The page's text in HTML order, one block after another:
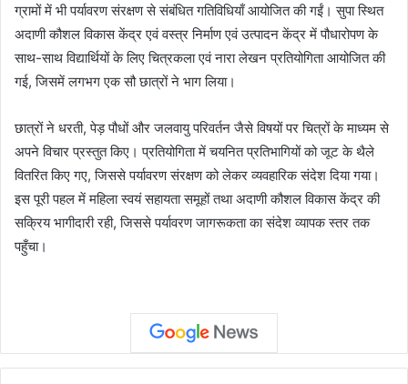
ग्रामों में भी पर्यावरण संरक्षण से संबंधित गतिविधियाँ आयोजित की गईं। सुपा स्थित
अदाणी कौशल विकास केंद्र एवं वस्त्र निर्माण एवं उत्पादन केंद्र में पौधारोपण के
साथ-साथ विद्यार्थियों के लिए चित्रकला एवं नारा लेखन प्रतियोगिता आयोजित की
गई, जिसमें लगभग एक सौ छात्रों ने भाग लिया।
छात्रों ने धरती, पेड़ पौधों और जलवायु परिवर्तन जैसे विषयों पर चित्रों के माध्यम से
अपने विचार प्रस्तुत किए। प्रतियोगिता में चयनित प्रतिभागियों को जूट के थैले
वितरित किए गए, जिससे पर्यावरण संरक्षण को लेकर व्यवहारिक संदेश दिया गया।
इस पूरी पहल में महिला स्वयं सहायता समूहों तथा अदाणी कौशल विकास केंद्र की
सक्रिय भागीदारी रही, जिससे पर्यावरण जागरूकता का संदेश व्यापक स्तर तक
पहुँचा।